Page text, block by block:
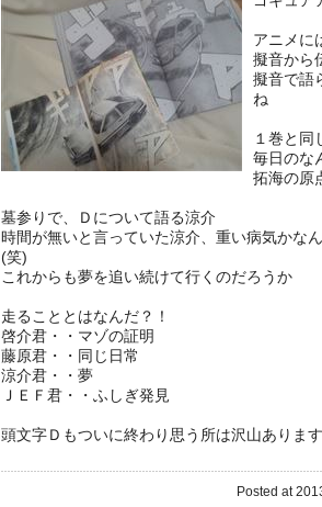
アニメに
擬音から
擬音で語
ね
１巻と同
毎日のな
拓海の原
墓参りで、Ｄについて語る涼介
時間が無いと言っていた涼介、重い病気かな
(笑)
これからも夢を追い続けて行くのだろうか
走ることとはなんだ？！
啓介君・・マゾの証明
藤原君・・同じ日常
涼介君・・夢
ＪＥＦ君・・ふしぎ発見
頭文字Ｄもついに終わり思う所は沢山ありま
Posted at